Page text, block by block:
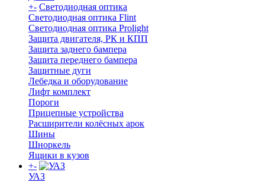
+- Светодиодная оптика
Светодиодная оптика Flint
Светодиодная оптика Prolight
Защита двигателя, РК и КПП
Защита заднего бампера
Защита переднего бампера
Защитные дуги
Лебедка и оборудование
Лифт комплект
Пороги
Прицепные устройства
Расширители колёсных арок
Шины
Шноркель
Ящики в кузов
+-
УАЗ